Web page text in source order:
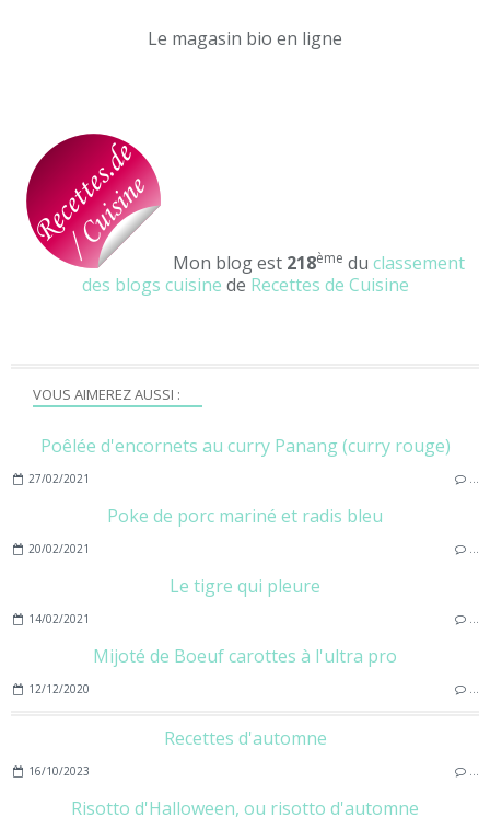
VOUS AIMEREZ AUSSI :
Poêlée d'encornets au curry Panang (curry rouge)
27/02/2021
Poke de porc mariné et radis bleu
20/02/2021
Le tigre qui pleure
14/02/2021
Mijoté de Boeuf carottes à l'ultra pro
12/12/2020
Recettes d'automne
16/10/2023
Risotto d'Halloween, ou risotto d'automne
Le magasin bio en ligne
Mon blog est 218ème du classement
des blogs cuisine de Recettes de Cuisine